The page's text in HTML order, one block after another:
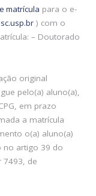
matrícula para o e-
) com o
– Doutorado
original
pelo(a) aluno(a),
em prazo
a matrícula
o(a) aluno(a)
no artigo 39 do
7493, de